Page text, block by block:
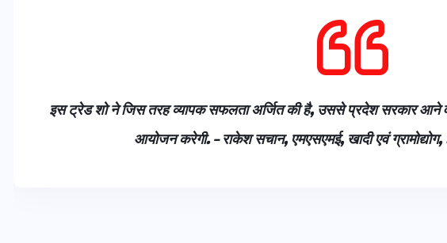
इस ट्रेड शो ने जिस तरह व्यापक सफलता अर्जित की है, उससे प्रदेश सरकार आने
आयोजन करेगी. – राकेश सचान, एमएसएमई, खादी एवं